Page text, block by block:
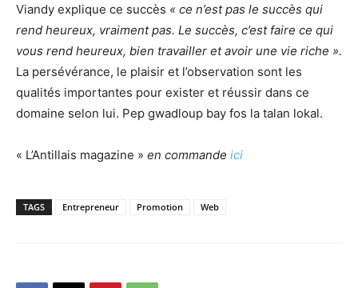
Viandy explique ce succès « ce n’est pas le succès qui
rend heureux, vraiment pas. Le succès, c’est faire ce qui
vous rend heureux, bien travailler et avoir une vie riche ».
La persévérance, le plaisir et l’observation sont les
qualités importantes pour exister et réussir dans ce
domaine selon lui. Pep gwadloup bay fos la talan lokal.
« L’Antillais magazine » en commande ici
TAGS Entrepreneur Promotion Web